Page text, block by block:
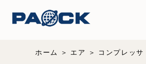
ホーム エア コンプレッサ